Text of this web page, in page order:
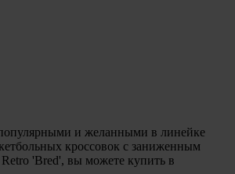
и желанными в линейке
кроссовок с заниженным
'Bred', вы можете купить в